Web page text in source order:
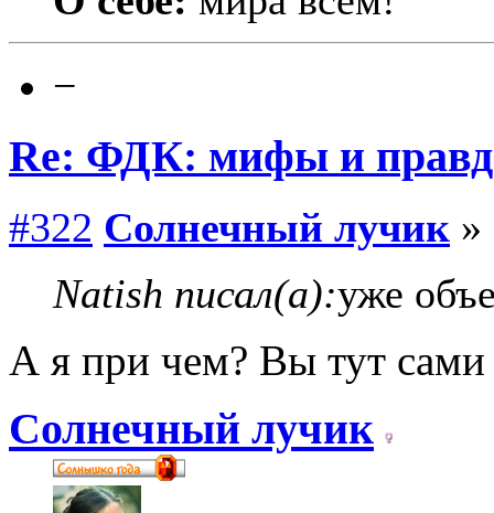
−
Re: ФДК: мифы и
#322 Солнечный лучик »
Natish писал(а):уже
А я при чем? Вы тут
Солнечный лучик